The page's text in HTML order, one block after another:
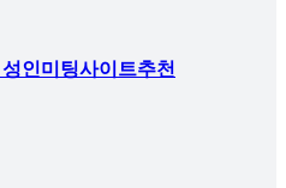
인미팅사이트추천